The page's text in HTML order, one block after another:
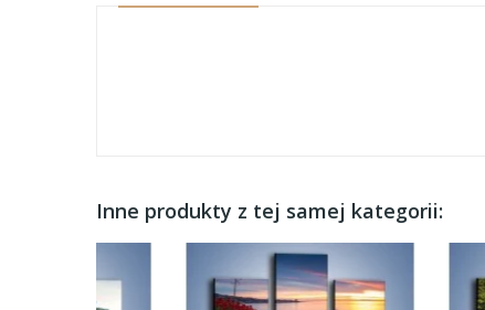
Inne produkty z tej samej kategorii: